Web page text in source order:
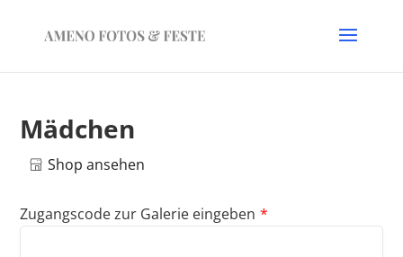
Mädchen
Shop ansehen
Zugangscode zur Galerie eingeben *